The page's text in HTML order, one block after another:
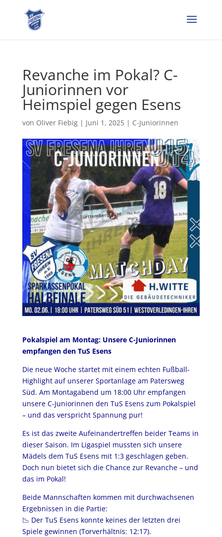
Revanche im Pokal? C-
Juniorinnen vor
Heimspiel gegen Esens
von Oliver Fiebig| Juni 1, 2025| C-Juniorinnen
Pokalspiel am Montag: Unsere C-Juniorinnen
empfangen den TuS Esens
Die neue Woche startet mit einem echten Fußball-
Highlight auf unserer Sportanlage am Patersweg
Süd. Am Montagabend um 18:00 Uhr empfangen
unsere C-Juniorinnen den TuS Esens zum Pokalspiel
– und das verspricht Spannung pur!
Es ist das zweite Aufeinandertreffen beider Teams in
dieser Saison. Im Ligaspiel mussten sich unsere
Mädels dem TuS Esens mit 1:3 geschlagen geben.
Doch nun bietet sich die Chance zur Revanche – und
das im Pokal!
Beide Mannschaften kommen mit durchwachsenen
Ergebnissen in die Partie:
📉 Der TuS Esens konnte keines der letzten drei
Spiele gewinnen (Torverhältnis: 12:17).